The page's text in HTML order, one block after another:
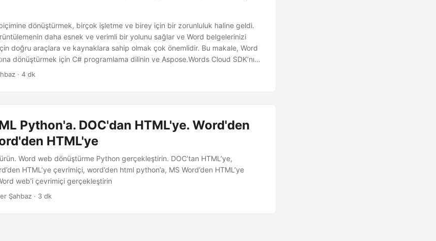
dönüştürmek, birçok işletme ve birey için bir zorunluluk haline geldi.
daha esnek ve verimli bir yolunu sağlar ve Word belgelerinizi
doğru araçlara ve kaynaklara sahip olmak çok önemlidir. Bu makale, Word
dönüştürmek için C# programlama dilinin ve Aspose.Words Cloud SDK’nın
ve içeriğinizi web’de paylaşmanızı kolaylaştıracaktır.
· 4 dk
Python'a. DOC'dan HTML'ye. Word'den
HTML'ye
Word web dönüştürme Python gerçekleştirin. DOC’tan HTML’ye,
HTML’ye çevrimiçi, word’den html python’a, MS Word’den HTML’ye
web’i çevrimiçi gerçekleştirin
Şahbaz · 3 dk